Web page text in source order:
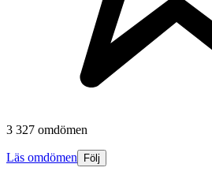
3 327 omdömen
Läs omdömen Följ